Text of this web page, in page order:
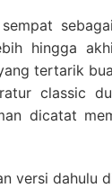
hingga
tertarik
classic
dicatat
versi dahulu